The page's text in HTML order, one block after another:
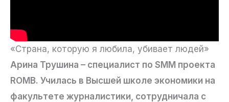
«Страна, которую я любила, убивает людей»
Арина Трушина – специалист по SMM проекта
ROMB. Училась в Высшей школе экономики на
факультете журналистики, сотрудничала с